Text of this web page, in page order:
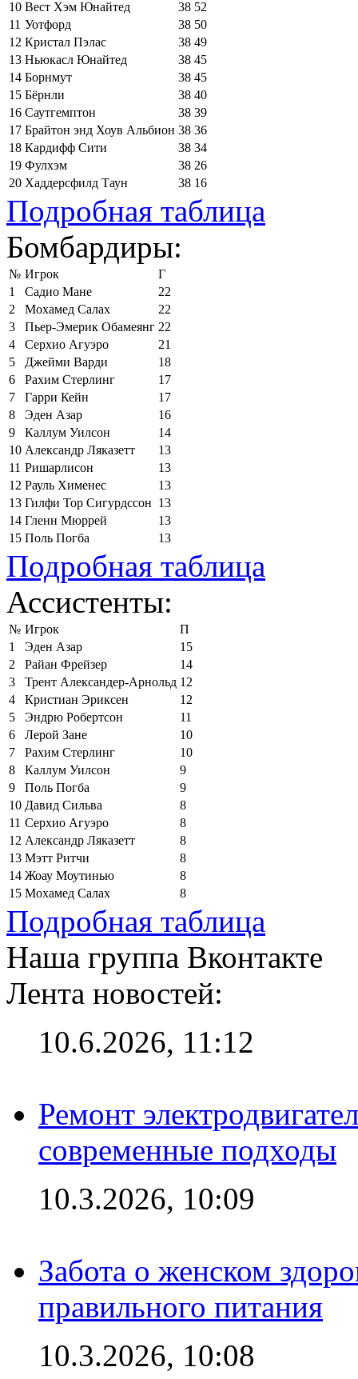
10 Вест Хэм Юнайтед 38 52
11 Уотфорд 38 50
12 Кристал Пэлас 38 49
13 Ньюкасл Юнайтед 38 45
14 Борнмут 38 45
15 Бёрнли 38 40
16 Саутгемптон 38 39
17 Брайтон энд Хоув Альбион 38 36
18 Кардифф Сити 38 34
19 Фулхэм 38 26
20 Хаддерсфилд Таун 38 16
Подробная таблица
Бомбардиры:
№ Игрок
Г
1
Садио Мане
22
2
Мохамед Салах
22
3
Пьер-Эмерик Обамеянг 22
4
Серхио Агуэро
21
5
Джейми Варди
18
6
Рахим Стерлинг
17
7
Гарри Кейн
17
8
Эден Азар
16
9
Каллум Уилсон
14
10 Александр Ляказетт
13
11 Ришарлисон
13
12 Рауль Хименес
13
13 Гилфи Тор Сигурдссон 13
14 Гленн Мюррей
13
15 Поль Погба 13
Подробная таблица
Ассистенты:
№ Игрок
П
1
Эден Азар
15
2
Райан Фрейзер
14
3
Трент Александер-Арнольд 12
4
Кристиан Эриксен
12
5
Эндрю Робертсон
11
6
Лерой Зане
10
7
Рахим Стерлинг
10
8
Каллум Уилсон
9
9
Поль Погба
9
10 Давид Сильва
8
11 Серхио Агуэро
8
12 Александр Ляказетт
8
13 Мэтт Ритчи
8
14 Жоау Моутинью
8
15 Мохамед Салах 8
Подробная таблица
Наша группа Вконтакте
Лента новостей:
10.6.2026, 11:12
Ремонт
современные подходы
10.3.2026, 10:09
Забота о женском
правильного питания
10.3.2026, 10:08